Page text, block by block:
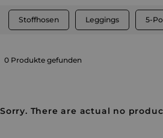
Stoffhosen Leggings 5-
0 Produkte gefunden
Sorry. There are actual no